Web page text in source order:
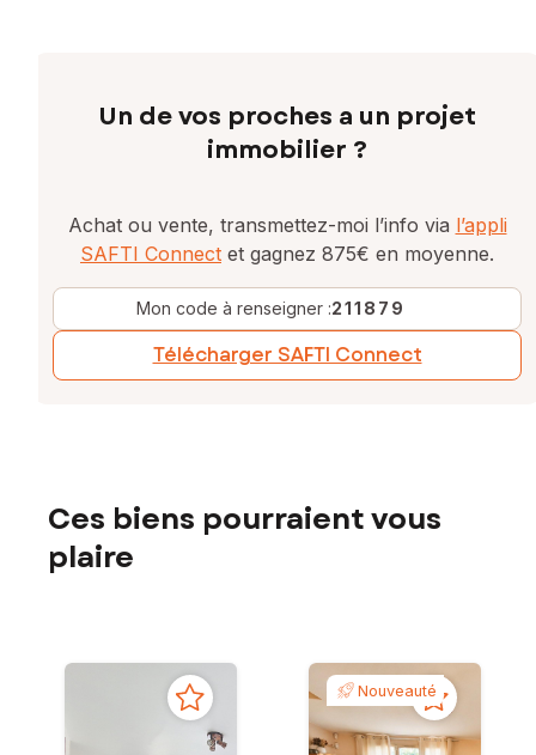
Un de vos proches a un projet
immobilier ?
Achat ou vente, transmettez-moi l’info via l’appli
SAFTI Connect et gagnez 875€ en moyenne.
Mon code à renseigner :211879
Télécharger SAFTI Connect
Ces biens pourraient vous
plaire
Nouveauté